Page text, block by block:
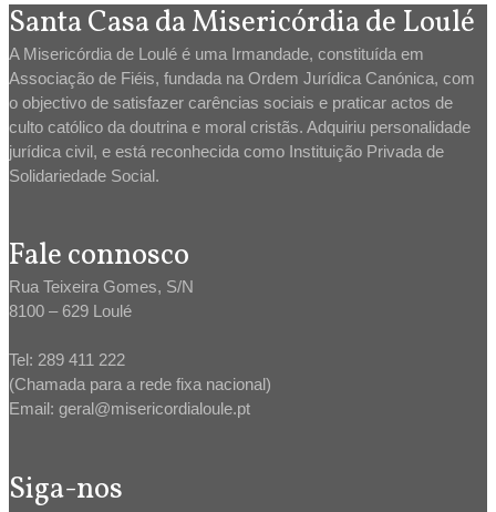
Santa Casa da Misericórdia de Loulé
A Misericórdia de Loulé é uma Irmandade, constituída em
Associação de Fiéis, fundada na Ordem Jurídica Canónica, com
o objectivo de satisfazer carências sociais e praticar actos de
culto católico da doutrina e moral cristãs. Adquiriu personalidade
jurídica civil, e está reconhecida como Instituição Privada de
Solidariedade Social.
Fale connosco
Rua Teixeira Gomes, S/N
8100 – 629 Loulé
Tel: 289 411 222
(Chamada para a rede fixa nacional)
Email: geral@misericordialoule.pt
Siga-nos